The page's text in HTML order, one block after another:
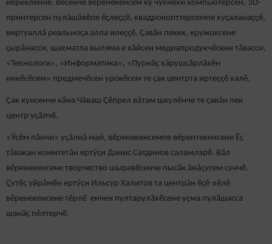
йӗркеленнӗ. Вӗсенче вӗренекенсем ку чухнехи компьютерсен, 3D-
принтерсен пулăшăвӗпе ӗҫлеҫҫӗ, квадрокопттерсемпе хуҫаланаҫҫӗ,
виртуаллӑ реальноҫа алла илеҫҫӗ. Ҫавӑн пекех, кружоксене
ҫырӑнасси, шахматла выляма е хӑйсен медиапродукчӗсене тăвасси,
«Технологи», «Информатика», «Пурнӑҫ хӑрушсӑрлӑхӗн
никӗсӗсем» предмечӗсен урокӗсем те çак центрта иртеççӗ халӗ.
Çак кунсенче кăна Чăваш Çӗпрел вăтам шкулӗнче те çавăн пек
центр уçăлчӗ.
«Ӳсӗм пăнчи» уçăлнă май, вӗренекенсемпе вӗрентекенсене Ӗҫ
тӑвакан комитетăн ертӳҫи Данис Сатдинов саламларӗ. Вӑл
вӗренекенсене творчество шыравӗсенче пысӑк ăнăçусем сунчӗ.
Çутӗç уйрăмӗн ертӳçи Ильсур Халитов та центрăн ӗҫӗ-хӗлӗ
вӗренекенсене тӗрлӗ енчен пултарулăхӗсене уçма пулӑшасса
шанăç пӗлтерчӗ.